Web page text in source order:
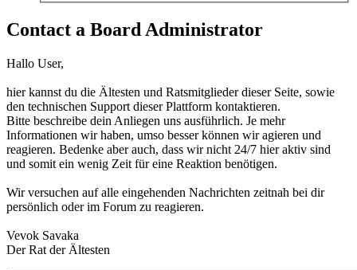
Contact a Board Administrator
Hallo User,
hier kannst du die Ältesten und Ratsmitglieder dieser Seite, sowie
den technischen Support dieser Plattform kontaktieren.
Bitte beschreibe dein Anliegen uns ausführlich. Je mehr
Informationen wir haben, umso besser können wir agieren und
reagieren. Bedenke aber auch, dass wir nicht 24/7 hier aktiv sind
und somit ein wenig Zeit für eine Reaktion benötigen.
Wir versuchen auf alle eingehenden Nachrichten zeitnah bei dir
persönlich oder im Forum zu reagieren.
Vevok Savaka
Der Rat der Ältesten